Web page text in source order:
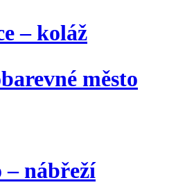
– koláž
město
– nábřeží